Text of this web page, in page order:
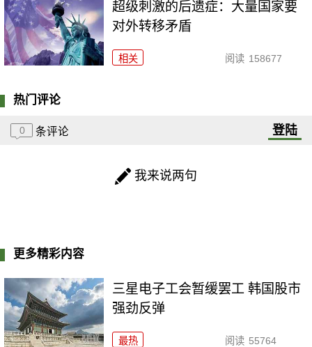
超级刺激的后遗症：大量国家要
对外转移矛盾
相关 阅读 158677
热门评论
0 条评论 登陆
我来说两句
更多精彩内容
三星电子工会暂缓罢工 韩国股市
强劲反弹
最热 阅读 55764